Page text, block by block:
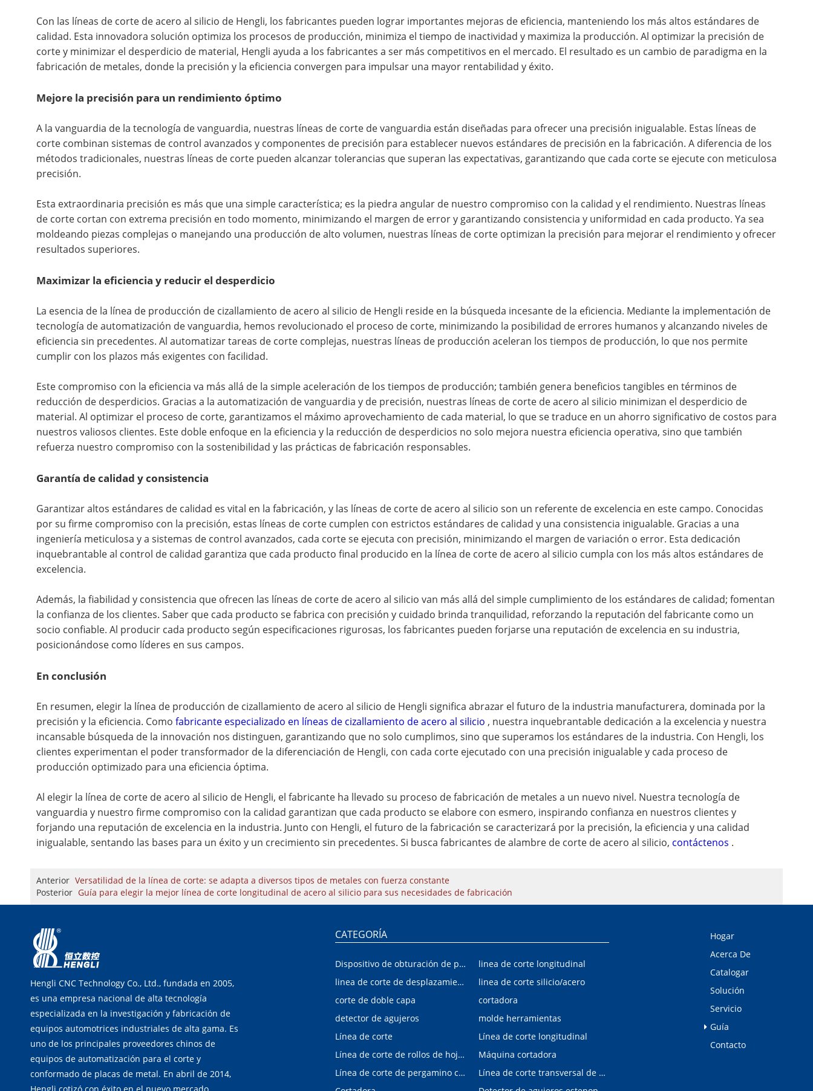
Con las líneas de corte de acero al silicio de Hengli, los fabricantes pueden lograr importantes mejoras de eficiencia, manteniendo los más altos estándares de
calidad. Esta innovadora solución optimiza los procesos de producción, minimiza el tiempo de inactividad y maximiza la producción. Al optimizar la precisión de
corte y minimizar el desperdicio de material, Hengli ayuda a los fabricantes a ser más competitivos en el mercado. El resultado es un cambio de paradigma en la
fabricación de metales, donde la precisión y la eficiencia convergen para impulsar una mayor rentabilidad y éxito.
Mejore la precisión para un rendimiento óptimo
A la vanguardia de la tecnología de vanguardia, nuestras líneas de corte de vanguardia están diseñadas para ofrecer una precisión inigualable. Estas líneas de
corte combinan sistemas de control avanzados y componentes de precisión para establecer nuevos estándares de precisión en la fabricación. A diferencia de los
métodos tradicionales, nuestras líneas de corte pueden alcanzar tolerancias que superan las expectativas, garantizando que cada corte se ejecute con meticulosa
precisión.
Esta extraordinaria precisión es más que una simple característica; es la piedra angular de nuestro compromiso con la calidad y el rendimiento. Nuestras líneas
de corte cortan con extrema precisión en todo momento, minimizando el margen de error y garantizando consistencia y uniformidad en cada producto. Ya sea
moldeando piezas complejas o manejando una producción de alto volumen, nuestras líneas de corte optimizan la precisión para mejorar el rendimiento y ofrecer
resultados superiores.
Maximizar la eficiencia y reducir el desperdicio
La esencia de la línea de producción de cizallamiento de acero al silicio de Hengli reside en la búsqueda incesante de la eficiencia. Mediante la implementación de
tecnología de automatización de vanguardia, hemos revolucionado el proceso de corte, minimizando la posibilidad de errores humanos y alcanzando niveles de
eficiencia sin precedentes. Al automatizar tareas de corte complejas, nuestras líneas de producción aceleran los tiempos de producción, lo que nos permite
cumplir con los plazos más exigentes con facilidad.
Este compromiso con la eficiencia va más allá de la simple aceleración de los tiempos de producción; también genera beneficios tangibles en términos de
reducción de desperdicios. Gracias a la automatización de vanguardia y de precisión, nuestras líneas de corte de acero al silicio minimizan el desperdicio de
material. Al optimizar el proceso de corte, garantizamos el máximo aprovechamiento de cada material, lo que se traduce en un ahorro significativo de costos para
nuestros valiosos clientes. Este doble enfoque en la eficiencia y la reducción de desperdicios no solo mejora nuestra eficiencia operativa, sino que también
refuerza nuestro compromiso con la sostenibilidad y las prácticas de fabricación responsables.
Garantía de calidad y consistencia
Garantizar altos estándares de calidad es vital en la fabricación, y las líneas de corte de acero al silicio son un referente de excelencia en este campo. Conocidas
por su firme compromiso con la precisión, estas líneas de corte cumplen con estrictos estándares de calidad y una consistencia inigualable. Gracias a una
ingeniería meticulosa y a sistemas de control avanzados, cada corte se ejecuta con precisión, minimizando el margen de variación o error. Esta dedicación
inquebrantable al control de calidad garantiza que cada producto final producido en la línea de corte de acero al silicio cumpla con los más altos estándares de
excelencia.
Además, la fiabilidad y consistencia que ofrecen las líneas de corte de acero al silicio van más allá del simple cumplimiento de los estándares de calidad; fomentan
la confianza de los clientes. Saber que cada producto se fabrica con precisión y cuidado brinda tranquilidad, reforzando la reputación del fabricante como un
socio confiable. Al producir cada producto según especificaciones rigurosas, los fabricantes pueden forjarse una reputación de excelencia en su industria,
posicionándose como líderes en sus campos.
En conclusión
En resumen, elegir la línea de producción de cizallamiento de acero al silicio de Hengli significa abrazar el futuro de la industria manufacturera, dominada por la
precisión y la eficiencia. Como fabricante especializado en líneas de cizallamiento de acero al silicio , nuestra inquebrantable dedicación a la excelencia y nuestra
incansable búsqueda de la innovación nos distinguen, garantizando que no solo cumplimos, sino que superamos los estándares de la industria. Con Hengli, los
clientes experimentan el poder transformador de la diferenciación de Hengli, con cada corte ejecutado con una precisión inigualable y cada proceso de
producción optimizado para una eficiencia óptima.
Al elegir la línea de corte de acero al silicio de Hengli, el fabricante ha llevado su proceso de fabricación de metales a un nuevo nivel. Nuestra tecnología de
vanguardia y nuestro firme compromiso con la calidad garantizan que cada producto se elabore con esmero, inspirando confianza en nuestros clientes y
forjando una reputación de excelencia en la industria. Junto con Hengli, el futuro de la fabricación se caracterizará por la precisión, la eficiencia y una calidad
inigualable, sentando las bases para un éxito y un crecimiento sin precedentes. Si busca fabricantes de alambre de corte de acero al silicio, contáctenos .
Anterior Versatilidad de la línea de corte: se adapta a diversos tipos de metales con fuerza constante
Posterior Guía para elegir la mejor línea de corte longitudinal de acero al silicio para sus necesidades de fabricación
Hengli CNC Technology Co., Ltd., fundada en 2005,
es una empresa nacional de alta tecnología
especializada en la investigación y fabricación de
equipos automotrices industriales de alta gama. Es
uno de los principales proveedores chinos de
equipos de automatización para el corte y
conformado de placas de metal. En abril de 2014,
CATEGORÍA
Dispositivo de obturación de placa interior/exterior de automóvil
linea de corte longitudinal
linea de corte de desplazamiento de hojalata y aluminio
linea de corte silicio/acero
corte de doble capa
cortadora
detector de agujeros
molde herramientas
Línea de corte
Línea de corte longitudinal
Línea de corte de rollos de hojalata y aluminio
Máquina cortadora
Línea de corte de pergamino con control digital
Línea de corte transversal de acero al silicio
Hogar
Acerca De
Catalogar
Solución
Servicio
Guía
Contacto